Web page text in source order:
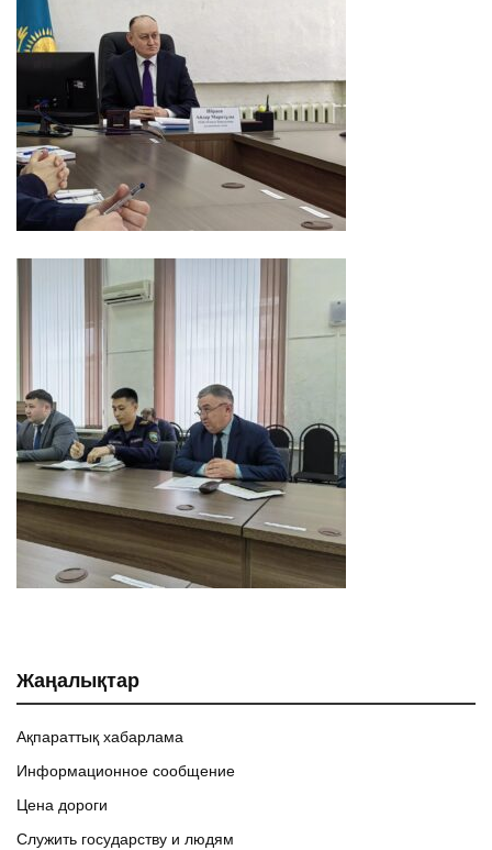
Жаңалықтар
Ақпараттық хабарлама
Информационное сообщение
Цена дороги
Служить государству и людям